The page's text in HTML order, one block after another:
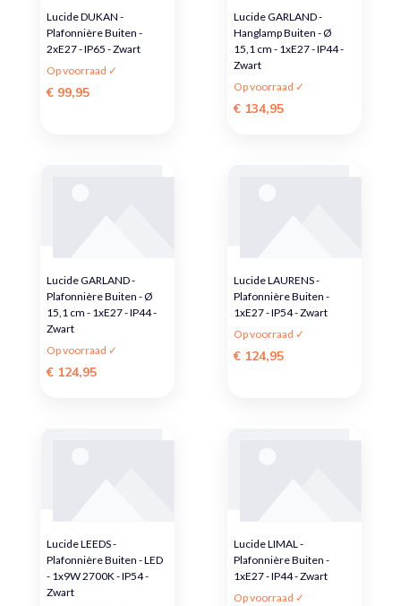
Lucide DUKAN -
Plafonnière Buiten -
2xE27 - IP65 - Zwart
Op voorraad ✓
€ 99,95
Lucide GARLAND -
Hanglamp Buiten - Ø
15,1 cm - 1xE27 - IP44 -
Zwart
Op voorraad ✓
€ 134,95
Lucide GARLAND -
Plafonnière Buiten - Ø
15,1 cm - 1xE27 - IP44 -
Zwart
Op voorraad ✓
€ 124,95
Lucide LAURENS -
Plafonnière Buiten -
1xE27 - IP54 - Zwart
Op voorraad ✓
€ 124,95
Lucide LEEDS -
Plafonnière Buiten - LED
- 1x9W 2700K - IP54 -
Zwart
Lucide LIMAL -
Plafonnière Buiten -
1xE27 - IP44 - Zwart
Op voorraad ✓